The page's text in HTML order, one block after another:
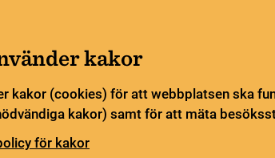
kakor
kakor (cookies) för att webbplatsen ska
kakor) samt för att mäta
för kakor
Pliktleverans och ISBN
Öppen vetenskap